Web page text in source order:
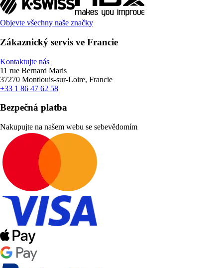
Objevte všechny naše značky
Zákaznický servis ve Francie
Kontaktujte nás
11 rue Bernard Maris
37270 Montlouis-sur-Loire, Francie
+33 1 86 47 62 58
Bezpečná platba
Nakupujte na našem webu se sebevědomím